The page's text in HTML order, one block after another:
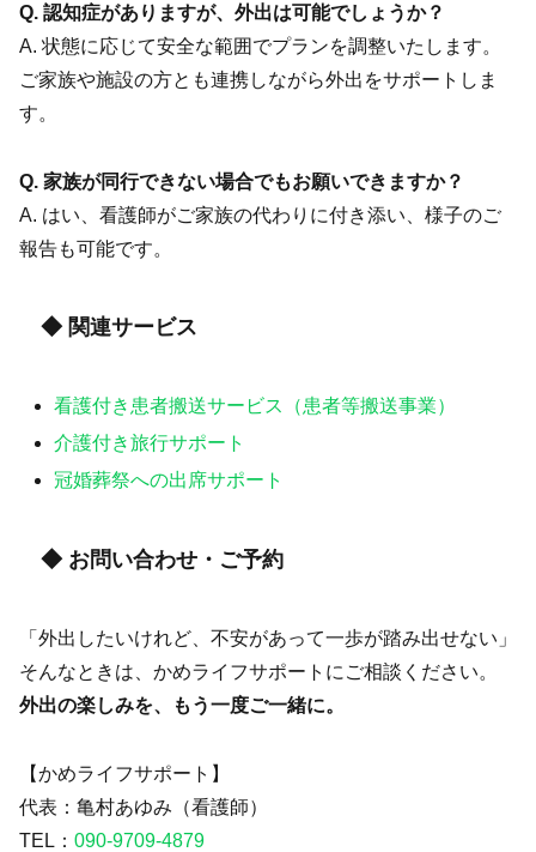
Q. 認知症がありますが、外出は可能でしょうか？
A. 状態に応じて安全な範囲でプランを調整いたします。
ご家族や施設の方とも連携しながら外出をサポートしま
す。
Q. 家族が同行できない場合でもお願いできますか？
A. はい、看護師がご家族の代わりに付き添い、様子のご
報告も可能です。
◆ 関連サービス
看護付き患者搬送サービス（患者等搬送事業）
介護付き旅行サポート
冠婚葬祭への出席サポート
◆ お問い合わせ・ご予約
「外出したいけれど、不安があって一歩が踏み出せない」
そんなときは、かめライフサポートにご相談ください。
外出の楽しみを、もう一度ご一緒に。
【かめライフサポート】
代表：亀村あゆみ（看護師）
TEL： 090-9709-4879